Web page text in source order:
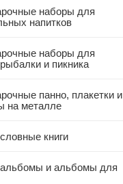
наборы для
напитков
наборы для
и пикника
панно, плакетки и
на металле
книги
и альбомы для